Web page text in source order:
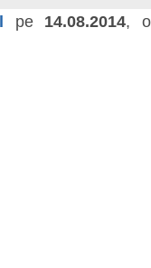
pe 14.08.2014,